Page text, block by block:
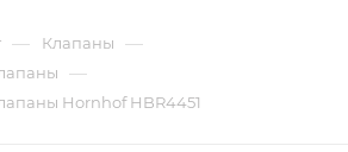
— Клапаны —
—
Hornhof HBR4451